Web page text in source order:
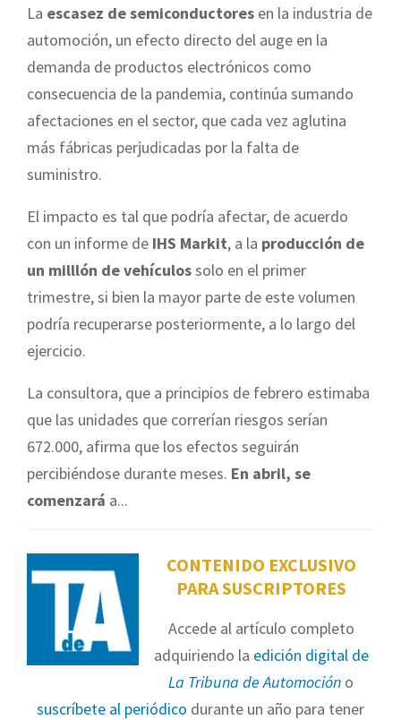
La escasez de semiconductores en la industria de
automoción, un efecto directo del auge en la
demanda de productos electrónicos como
consecuencia de la pandemia, continúa sumando
afectaciones en el sector, que cada vez aglutina
más fábricas perjudicadas por la falta de
suministro.
El impacto es tal que podría afectar, de acuerdo
con un informe de IHS Markit, a la producción de
un milllón de vehículossolo en el primer
trimestre, si bien la mayor parte de este volumen
podría recuperarse posteriormente, a lo largo del
ejercicio.
La consultora, que a principios de febrero estimaba
que las unidades que correrían riesgos serían
672.000, afirma que los efectos seguirán
percibiéndose durante meses. En abril, se
comenzará a...
CONTENIDO EXCLUSIVO
PARA SUSCRIPTORES
Accede al artículo completo
adquiriendo la edición digital de
La Tribuna de Automoción o
suscríbete al periódico durante un año para tener